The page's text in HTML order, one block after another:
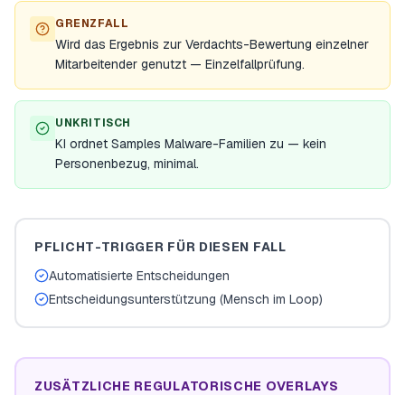
GRENZFALL
Wird das Ergebnis zur Verdachts-Bewertung einzelner
Mitarbeitender genutzt — Einzelfallprüfung.
UNKRITISCH
KI ordnet Samples Malware-Familien zu — kein
Personenbezug, minimal.
PFLICHT-TRIGGER FÜR DIESEN FALL
Automatisierte Entscheidungen
Entscheidungsunterstützung (Mensch im Loop)
ZUSÄTZLICHE REGULATORISCHE OVERLAYS